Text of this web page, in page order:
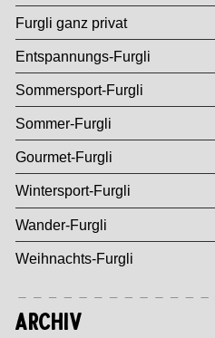
Furgli ganz privat
Entspannungs-Furgli
Sommersport-Furgli
Sommer-Furgli
Gourmet-Furgli
Wintersport-Furgli
Wander-Furgli
Weihnachts-Furgli
Archiv